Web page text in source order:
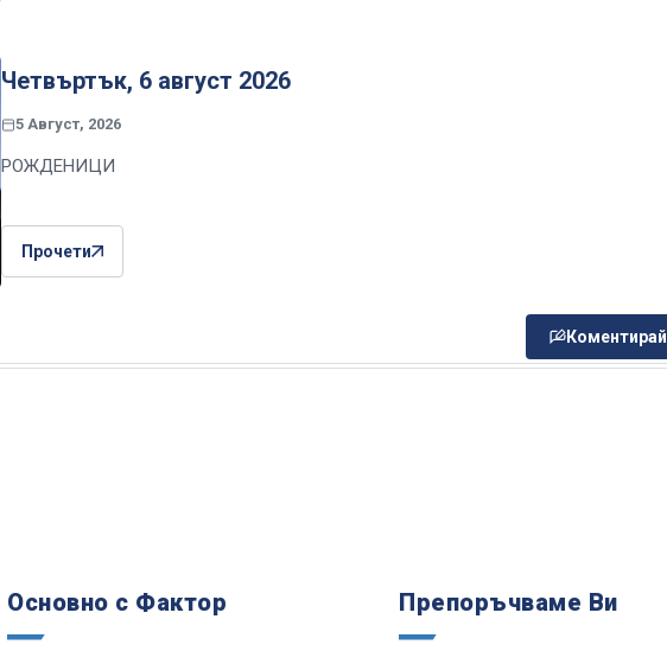
Четвъртък, 6 август 2026
5 Август, 2026
РОЖДЕНИЦИ
Прочети
Коментирай
Основно с Фактор Препоръчваме Ви